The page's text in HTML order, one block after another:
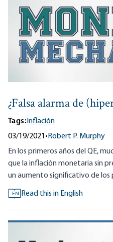
¿Falsa alarma de
Tags: Inflación
03/19/2021 • Robert P. Murphy
En los primeros años del QE,
que la inflación monetaria sin
un aumento significativo de los
EN Read this in English